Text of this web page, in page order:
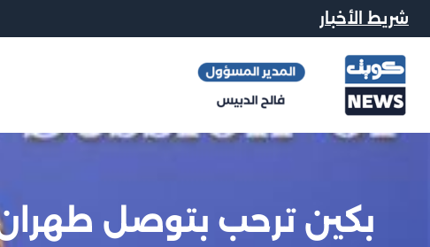
شريط الأخبار
بكين ترحب بتوصل